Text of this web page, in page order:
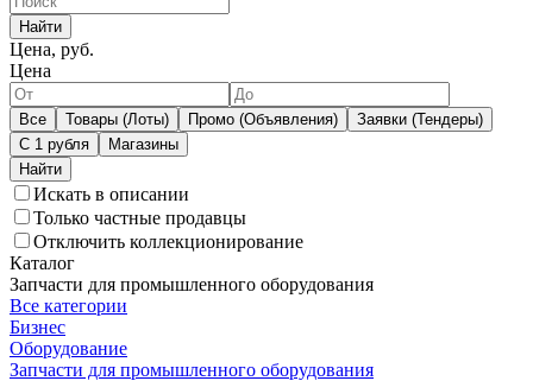
Найти
Цена, руб.
Цена
Все Товары (Лоты) Промо (Объявления)
Заявки (Тендеры)
С 1 рубля
Магазины
Искать в описании
Только частные продавцы
Отключить коллекционирование
Каталог
Запчасти для промышленного оборудования
Все категории
Бизнес
Оборудование
Запчасти для промышленного оборудования